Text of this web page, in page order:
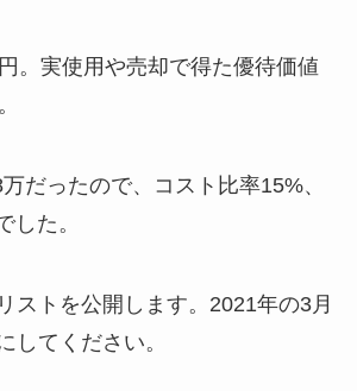
。実使用や売却で得た優待価値
だったので、コスト比率15%、
した。
ストを公開します。2021年の3月
してください。